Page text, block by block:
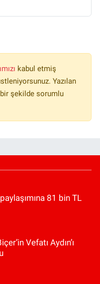
kabul etmiş
Yazılan
şekilde sorumlu
81 bin TL
Vefatı Aydın’ı